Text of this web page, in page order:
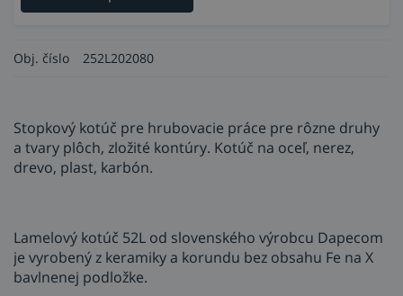
Obj. číslo 252L202080
Stopkový kotúč pre hrubovacie práce pre rôzne druhy
a tvary plôch, zložité kontúry. Kotúč na oceľ, nerez,
drevo, plast, karbón.
Lamelový kotúč 52L od slovenského výrobcu Dapecom
je vyrobený z keramiky a korundu bez obsahu Fe na X
bavlnenej podložke.